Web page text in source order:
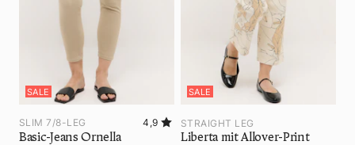
SALE
SLIM 7/8-LEG 4,9
Basic-Jeans Ornella
SALE
STRAIGHT LEG
Liberta mit Allover-Print